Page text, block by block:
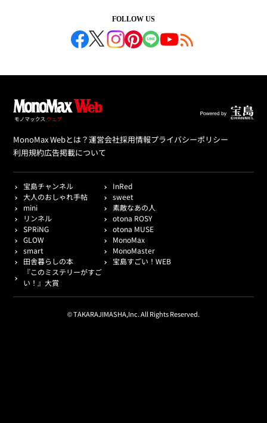
FOLLOW US
MonoMax Webとは？運営会社採用情報プライバシーポリシー
利用規約広告掲載について
宝島チャンネル
InRed
大人のおしゃれ手帖
sweet
mini
素敵なあの人
リンネル
otona ROSY
SPRiNG
otona MUSE
GLOW
MonoMax
smart
MonoMaster
田舎暮らしの本
宝島すごい！WEB
『このミステリーがすご
い！』大賞
© TAKARAJIMASHA,Inc. All Rights Reserved.